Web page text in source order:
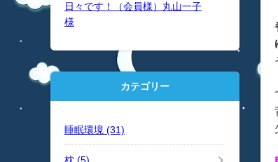
日々です！（会員様）丸山一子
様
カテゴリー
睡眠環境 (31)